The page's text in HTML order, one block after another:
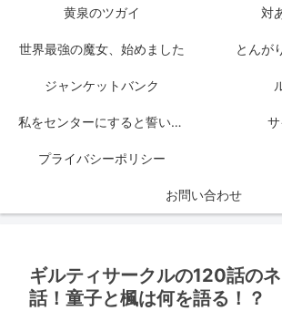
黄泉のツガイ 対
世界最強の魔女、始めました とんが
ジャンケットバンク
私をセンターにすると誓いますか？
プライバシーポリシー
お問い合わせ
ギルティサークルの120話の
話！童子と楓は何を語る！？